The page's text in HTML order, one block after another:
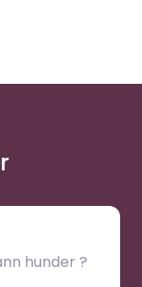
hunder ?